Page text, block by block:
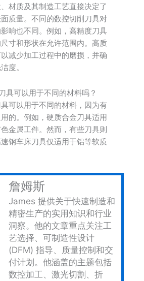
材质及其制造工艺直接决定了
质量。不同的数控切削刀具对
响也不同。例如，高精度刀具
寸和形状在允许范围内。高质
减少加工过程中的磨损，并确
度。
具可以用于不同的材料吗？
可以用于不同的材料，因为有
的。例如，硬质合金刀具适用
金属工件。然而，有些刀具则
钢车床刀具仅适用于铝等软质
詹姆斯
James 提供关于快速制造和
精密生产的实用知识和行业
洞察。他的文章重点关注工
艺选择、可制造性设计
(DFM) 指导、质量控制和交
付计划。他涵盖的主题包括
数控加工、激光切割、折